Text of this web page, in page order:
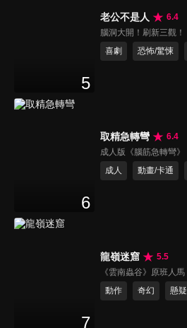
5
老公不是人
6.4
腦洞大開！刷新三觀！
喜劇
恐怖/驚悚
6
取精急轉彎
6.4
成人版《腦筋急轉彎》
成人
動畫/卡通
7
龍嶺迷窟
5.5
《雲南蟲谷》原班人馬
動作
奇幻 懸疑